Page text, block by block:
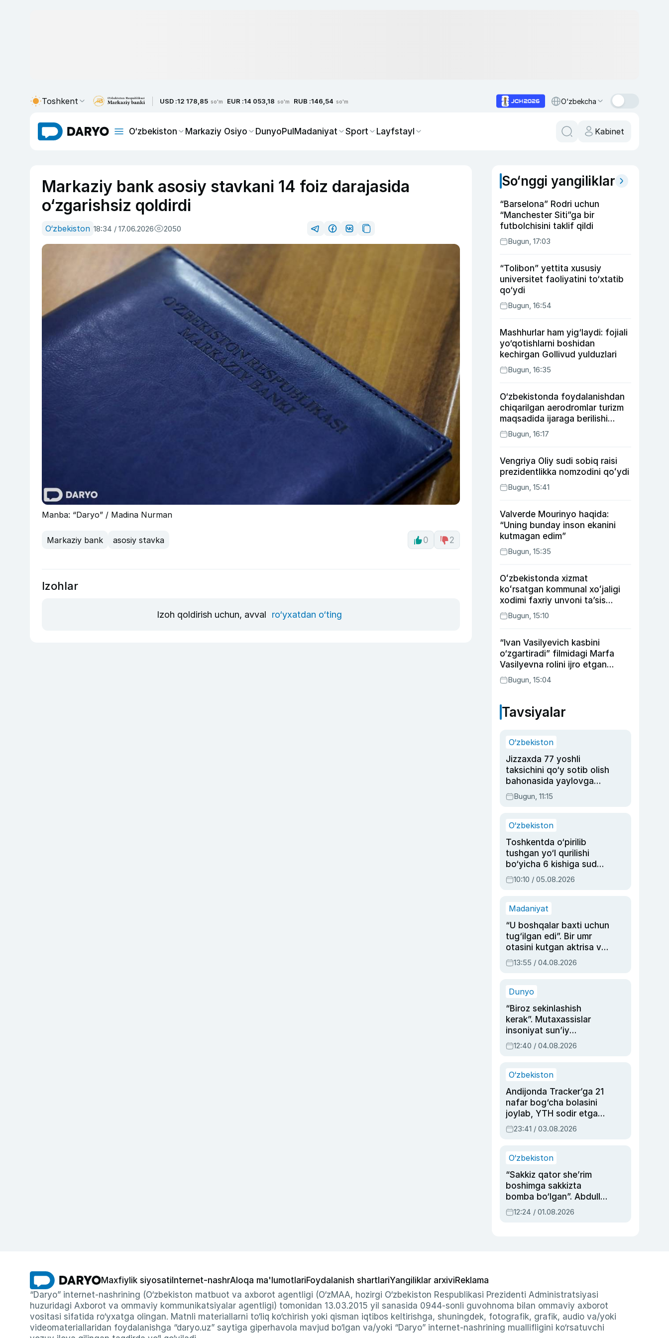
Toshkent USD :12 178,85 so'm EUR :14 053,18 so'm RUB :146,54 so'm O‘zbekcha
O‘zbekiston Markaziy Osiyo DunyoPulMadaniyat Sport Layfstayl Kabinet
Markaziy bank asosiy stavkani 14 foiz darajasida
o‘zgarishsiz qoldirdi
O‘zbekiston 18:34 / 17.06.2026 2050
Manba: “Daryo” / Madina Nurman
Markaziy bank asosiy stavka 0 2
Izohlar
Izoh qoldirish uchun, avval ro‘yxatdan o‘ting
So‘nggi yangiliklar
“Barselona” Rodri uchun
“Manchester Siti”ga bir
futbolchisini taklif qildi
Bugun, 17:03
“Tolibon” yettita xususiy
universitet faoliyatini to‘xtatib
qo‘ydi
Bugun, 16:54
Mashhurlar ham yig‘laydi: fojiali
yo‘qotishlarni boshidan
kechirgan Gollivud yulduzlari
Bugun, 16:35
O‘zbekistonda foydalanishdan
chiqarilgan aerodromlar turizm
maqsadida ijaraga berilishi
mumkin
Bugun, 16:17
Vengriya Oliy sudi sobiq raisi
prezidentlikka nomzodini qoʻydi
Bugun, 15:41
Valverde Mourinyo haqida:
“Uning bunday inson ekanini
kutmagan edim”
Bugun, 15:35
Oʻzbekistonda xizmat
koʻrsatgan kommunal xoʻjaligi
xodimi faxriy unvoni taʼsis
etilishi mumkin
Bugun, 15:10
“Ivan Vasilyevich kasbini
o‘zgartiradi” filmidagi Marfa
Vasilyevna rolini ijro etgan
aktrisaning taqdiri qanday
kechdi?
Bugun, 15:04
Tavsiyalar
O‘zbekiston
Jizzaxda 77 yoshli
taksichini qo‘y sotib olish
bahonasida yaylovga
olib borib o‘ldirgan yigit
20 yilga qamaldi
Bugun, 11:15
O‘zbekiston
Toshkentda o‘pirilib
tushgan yo‘l qurilishi
bo‘yicha 6 kishiga sud
hukmi o‘qildi
10:10 / 05.08.2026
Madaniyat
“U boshqalar baxti uchun
tug‘ilgan edi”. Bir umr
otasini kutgan aktrisa va
dublyaj ustasi Rimma
Ahmedovaning
13:55 / 04.08.2026
Dunyo
“Biroz sekinlashish
kerak”. Mutaxassislar
insoniyat sun’iy
intellektni boshqara
olmay qolishidan xavotir
12:40 / 04.08.2026
O‘zbekiston
Andijonda Tracker’ga 21
nafar bog‘cha bolasini
joylab, YTH sodir etgan
ayolga sud hukmi o‘qildi
23:41 / 03.08.2026
O‘zbekiston
“Sakkiz qator she’rim
boshimga sakkizta
bomba bo‘lgan”. Abdulla
Oripovni siyosiy
ayblovlardan asrab
12:24 / 01.08.2026
Maxfiylik siyosati Internet-nashrAloqa ma'lumotlariFoydalanish shartlariYangiliklar arxiviReklama
“Daryo” internet-nashrining (O‘zbekiston matbuot va axborot agentligi (O‘zMAA, hozirgi O‘zbekiston Respublikasi Prezidenti Administratsiyasi
huzuridagi Axborot va ommaviy kommunikatsiyalar agentligi) tomonidan 13.03.2015 yil sanasida 0944-sonli guvohnoma bilan ommaviy axborot
vositasi sifatida ro‘yxatga olingan. Matnli materiallarni to‘liq ko‘chirish yoki qisman iqtibos keltirishga, shuningdek, fotografik, grafik, audio va/yoki
videomateriallaridan foydalanishga “daryo.uz” saytiga giperhavola mavjud bo‘lgan va/yoki “Daryo” internet-nashrining muallifligini ko‘rsatuvchi